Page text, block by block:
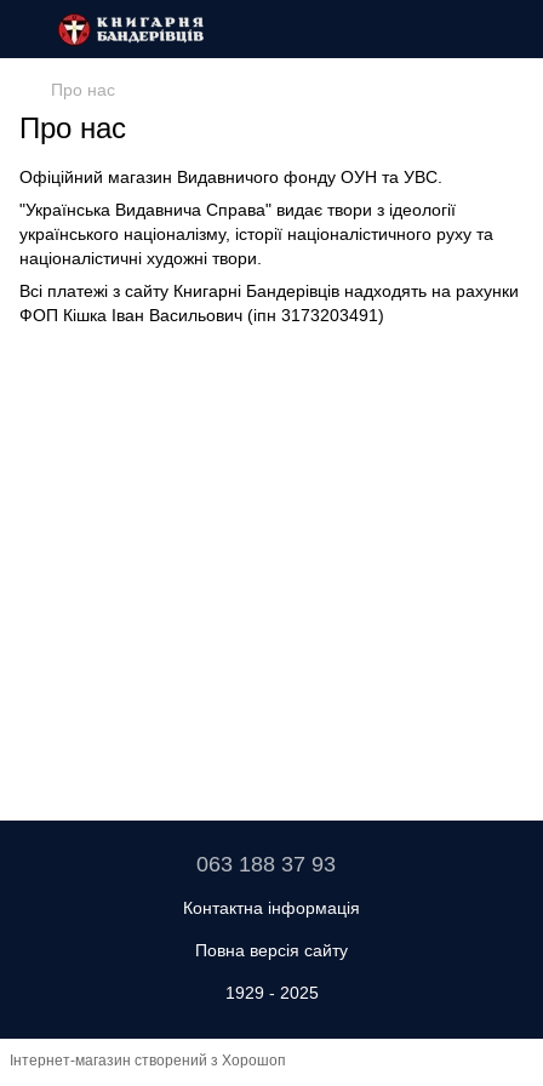
Про нас
Про нас
Офіційний магазин Видавничого фонду ОУН та УВС.
"Українська Видавнича Справа" видає твори з ідеології
українського націоналізму, історії націоналістичного руху та
націоналістичні художні твори.
Всі платежі з сайту Книгарні Бандерівців надходять на рахунки
ФОП Кішка Іван Васильович (іпн 3173203491)
063 188 37 93
Контактна інформація
Повна версія сайту
1929 - 2025
Інтернет-магазин створений з Хорошоп